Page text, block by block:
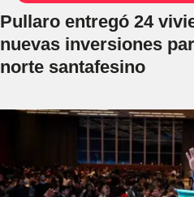
Pullaro entregó 24
nuevas inversiones
norte santafesino